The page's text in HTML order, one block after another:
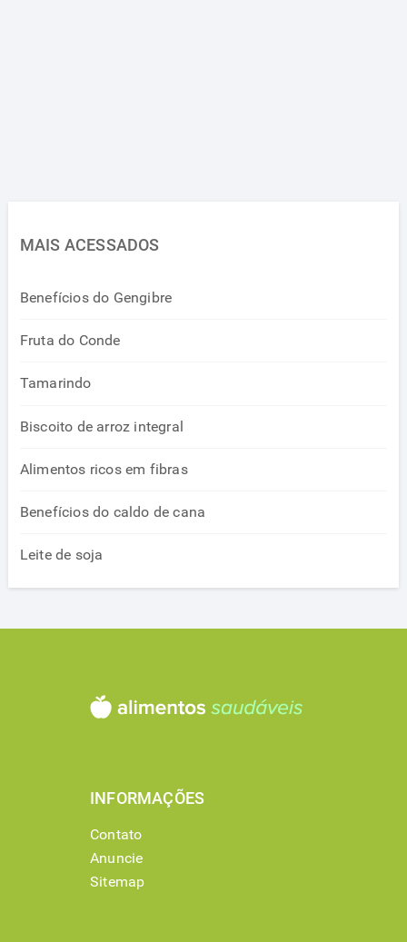
MAIS ACESSADOS
Benefícios do Gengibre
Fruta do Conde
Tamarindo
Biscoito de arroz integral
Alimentos ricos em fibras
Benefícios do caldo de cana
Leite de soja
INFORMAÇÕES
Contato
Anuncie
Sitemap